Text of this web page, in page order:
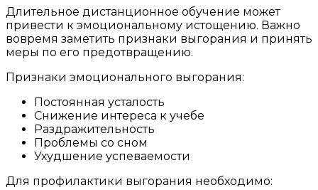
Длительное дистанционное обучение может
привести к эмоциональному истощению. Важно
вовремя заметить признаки выгорания и принять
меры по его предотвращению.
Признаки эмоционального выгорания:
Постоянная усталость
Снижение интереса к учебе
Раздражительность
Проблемы со сном
Ухудшение успеваемости
Для профилактики выгорания необходимо: